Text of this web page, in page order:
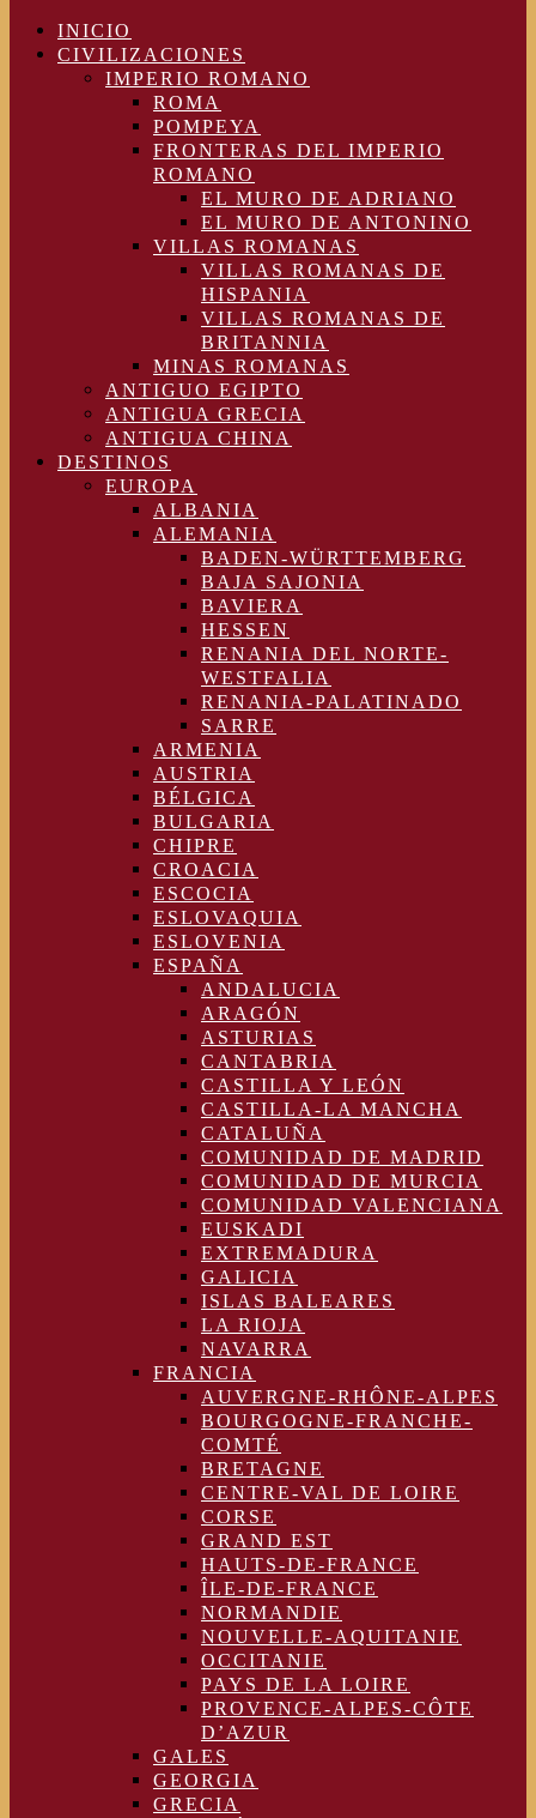
INICIO
CIVILIZACIONES
IMPERIO ROMANO
ROMA
POMPEYA
FRONTERAS DEL IMPERIO
ROMANO
EL MURO DE ADRIANO
EL MURO DE ANTONINO
VILLAS ROMANAS
VILLAS ROMANAS DE
HISPANIA
VILLAS ROMANAS DE
BRITANNIA
MINAS ROMANAS
ANTIGUO EGIPTO
ANTIGUA GRECIA
ANTIGUA CHINA
DESTINOS
EUROPA
ALBANIA
ALEMANIA
BADEN-WÜRTTEMBERG
BAJA SAJONIA
BAVIERA
HESSEN
RENANIA DEL NORTE-
WESTFALIA
RENANIA-PALATINADO
SARRE
ARMENIA
AUSTRIA
BÉLGICA
BULGARIA
CHIPRE
CROACIA
ESCOCIA
ESLOVAQUIA
ESLOVENIA
ESPAÑA
ANDALUCIA
ARAGÓN
ASTURIAS
CANTABRIA
CASTILLA Y LEÓN
CASTILLA-LA MANCHA
CATALUÑA
COMUNIDAD DE MADRID
COMUNIDAD DE MURCIA
COMUNIDAD VALENCIANA
EUSKADI
EXTREMADURA
GALICIA
ISLAS BALEARES
LA RIOJA
NAVARRA
FRANCIA
AUVERGNE-RHÔNE-ALPES
BOURGOGNE-FRANCHE-
COMTÉ
BRETAGNE
CENTRE-VAL DE LOIRE
CORSE
GRAND EST
HAUTS-DE-FRANCE
ÎLE-DE-FRANCE
NORMANDIE
NOUVELLE-AQUITANIE
OCCITANIE
PAYS DE LA LOIRE
PROVENCE-ALPES-CÔTE
D’AZUR
GALES
GEORGIA
GRECIA